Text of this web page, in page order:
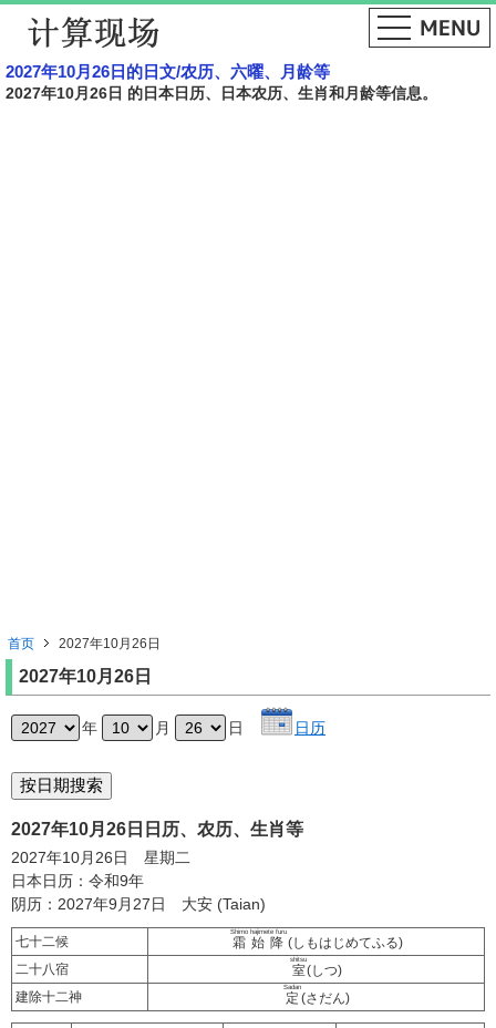
2027年10月26日的日文​​/农历、六曜、月龄等
2027年10月26日 的日本日历、日本农历、生肖和月龄等信息。
首页 2027年10月26日
2027年10月26日
年 月 日 日历
2027年10月26日日历、农历、生肖等
2027年10月26日 星期二
日本日历：令和9年
阴历：2027年9月27日 大安 (Taian)
七十二候 霜始降
Shimo hajimete furu
(しもはじめてふる)
二十八宿
室
shitsu
(しつ)
建除十二神
定
Sadan
(さだん)